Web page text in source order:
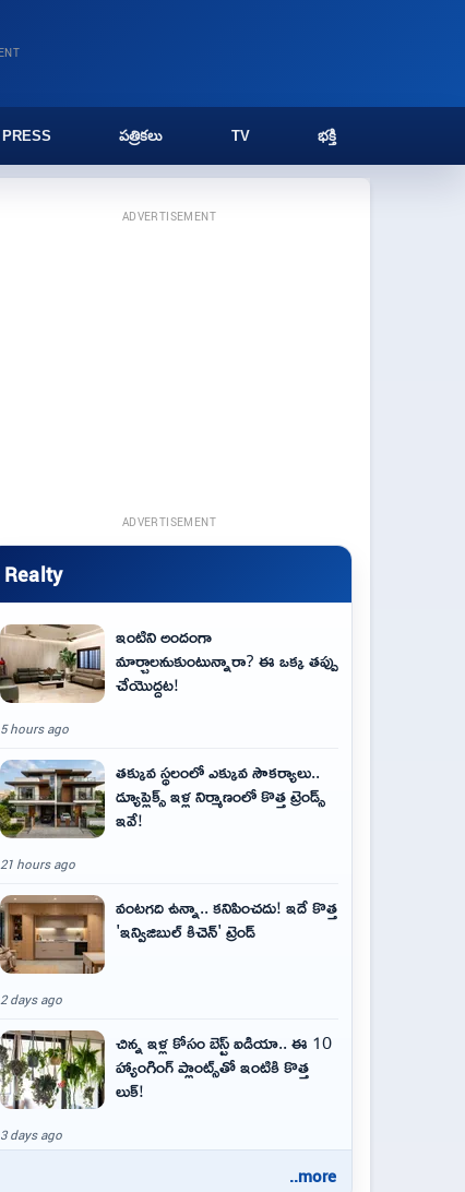
PRESS పత్రికలు TV భక్తి
ADVERTISEMENT
ADVERTISEMENT
Realty
ఇంటిని అందంగా
మార్చాలనుకుంటున్నారా? ఈ ఒక్క తప్పు
చేయొద్దట!
5 hours ago
తక్కువ స్థలంలో ఎక్కువ సౌకర్యాలు..
డ్యూప్లెక్స్ ఇళ్ల నిర్మాణంలో కొత్త ట్రెండ్స్
ఇవే!
21 hours ago
వంటగది ఉన్నా.. కనిపించదు! ఇదే కొత్త
'ఇన్విజిబుల్ కిచెన్' ట్రెండ్
2 days ago
చిన్న ఇళ్ల కోసం బెస్ట్ ఐడియా.. ఈ 10
హ్యాంగింగ్ ప్లాంట్స్‌తో ఇంటికి కొత్త
లుక్!
3 days ago
..more